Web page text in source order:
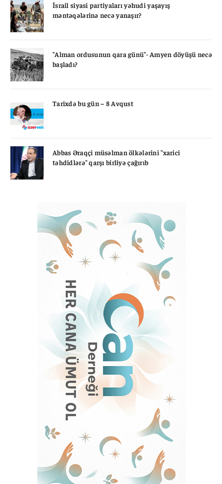
İsrail siyasi partiyaları yəhudi yaşayış
məntəqələrinə necə yanaşır?
"Alman ordusunun qara günü"- Amyen döyüşü necə
başladı?
Tarixdə bu gün – 8 Avqust
Abbas Əraqçi müsəlman ölkələrini "xarici
təhdidlərə" qarşı birliyə çağırıb